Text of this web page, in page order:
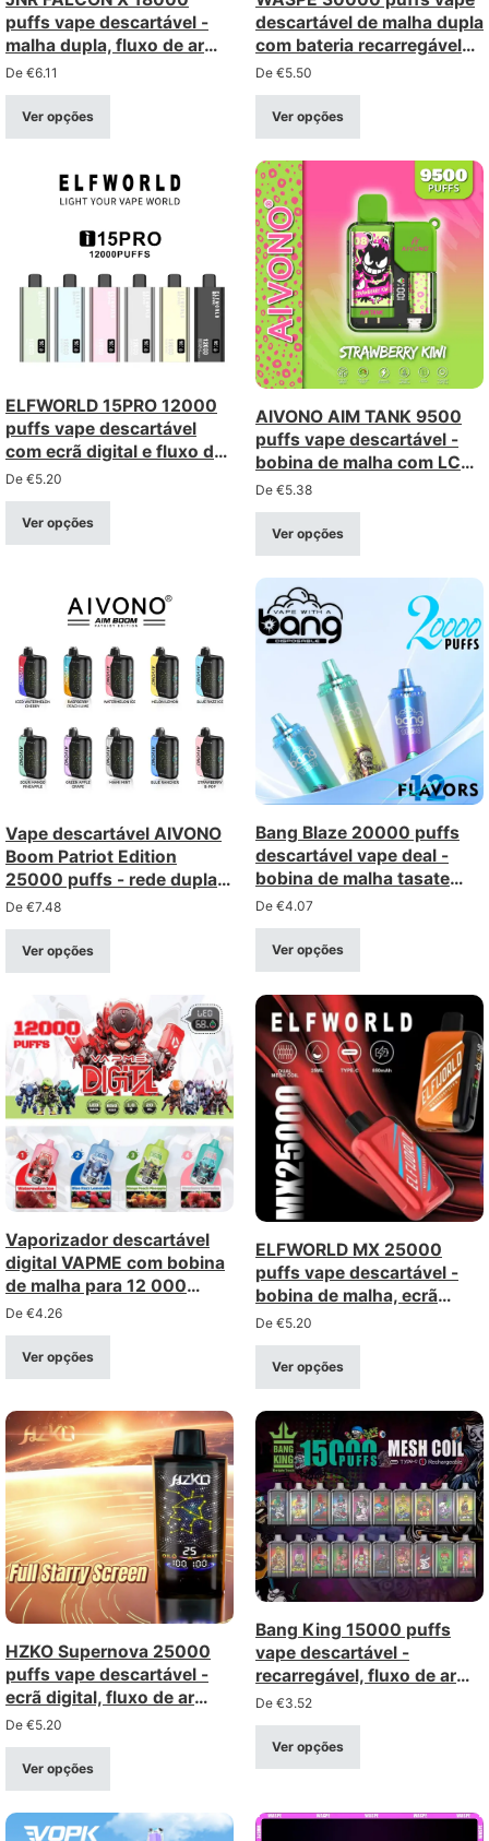
puffs vape descartável -
malha dupla, fluxo de ar
ajustável, ecrã digital
De €6.11
Ver opções
descartável de malha dupla
com bateria recarregável
de 850mah
De €5.50
Ver opções
ELFWORLD 15PRO 12000
puffs vape descartável
com ecrã digital e fluxo de
ar ajustável
De €5.20
Ver opções
AIVONO AIM TANK 9500
puffs vape descartável -
bobina de malha com LCD
e bloqueio para crianças
De €5.38
Ver opções
Vape descartável AIVONO
Boom Patriot Edition
25000 puffs - rede dupla
com ecrã LCD
De €7.48
Ver opções
Bang Blaze 20000 puffs
descartável vape deal -
bobina de malha tasate
consistente, recarregável
De €4.07
Ver opções
Vaporizador descartável
digital VAPME com bobina
de malha para 12 000
baforadas – recarregável
com ecrã digital
(intensidade de 0 a 5%)
De €4.26
Ver opções
ELFWORLD MX 25000
puffs vape descartável -
bobina de malha, ecrã
digital, fluxo de ar ajustável
De €5.20
Ver opções
HZKO Supernova 25000
puffs vape descartável -
ecrã digital, fluxo de ar
ajustável, bobina de rede
De €5.20
Ver opções
Bang King 15000 puffs
vape descartável -
recarregável, fluxo de ar
ajustável
De €3.52
Ver opções